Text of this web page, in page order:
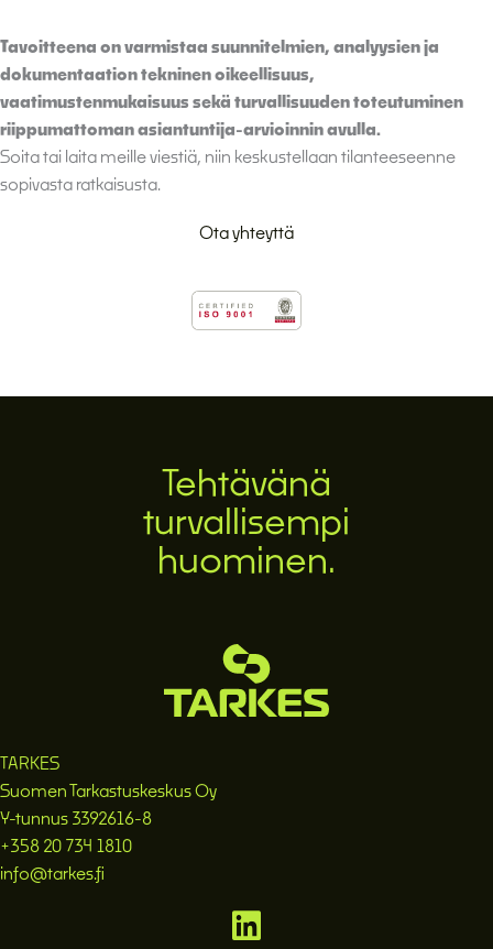
Tavoitteena on varmistaa suunnitelmien, analyysien ja
dokumentaation tekninen oikeellisuus,
vaatimustenmukaisuus sekä turvallisuuden toteutuminen
riippumattoman asiantuntija-arvioinnin avulla.
Soita tai laita meille viestiä, niin keskustellaan tilanteeseenne
sopivasta ratkaisusta.
Ota yhteyttä
Tehtävänä
turvallisempi
huominen.
TARKES
Suomen Tarkastuskeskus Oy
Y-tunnus 3392616-8
+358 20 734 1810
info@tarkes.fi